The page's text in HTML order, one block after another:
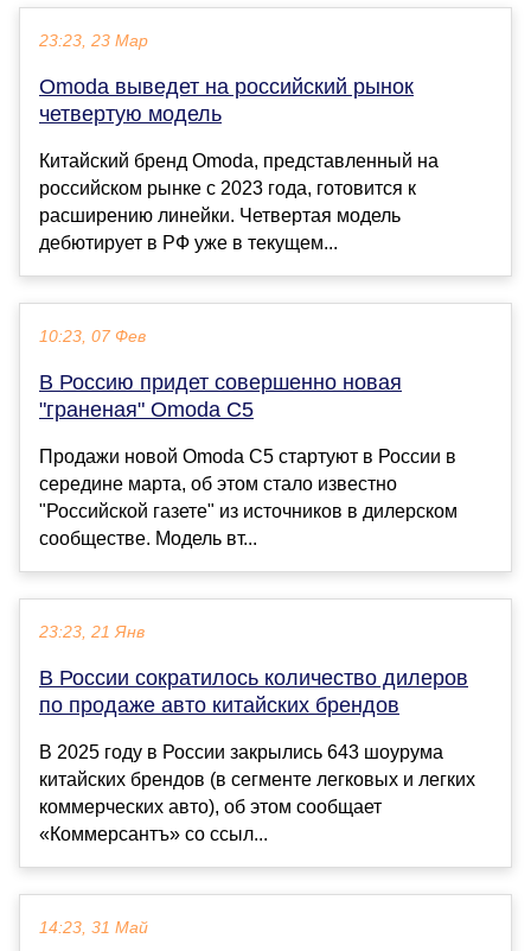
23:23, 23 Мар
Omoda выведет на российский рынок
четвертую модель
Китайский бренд Omoda, представленный на
российском рынке с 2023 года, готовится к
расширению линейки. Четвертая модель
дебютирует в РФ уже в текущем...
10:23, 07 Фев
В Россию придет совершенно новая
"граненая" Omoda C5
Продажи новой Omoda C5 стартуют в России в
середине марта, об этом стало известно
"Российской газете" из источников в дилерском
сообществе. Модель вт...
23:23, 21 Янв
В России сократилось количество дилеров
по продаже авто китайских брендов
В 2025 году в России закрылись 643 шоурума
китайских брендов (в сегменте легковых и легких
коммерческих авто), об этом сообщает
«Коммерсантъ» со ссыл...
14:23, 31 Май